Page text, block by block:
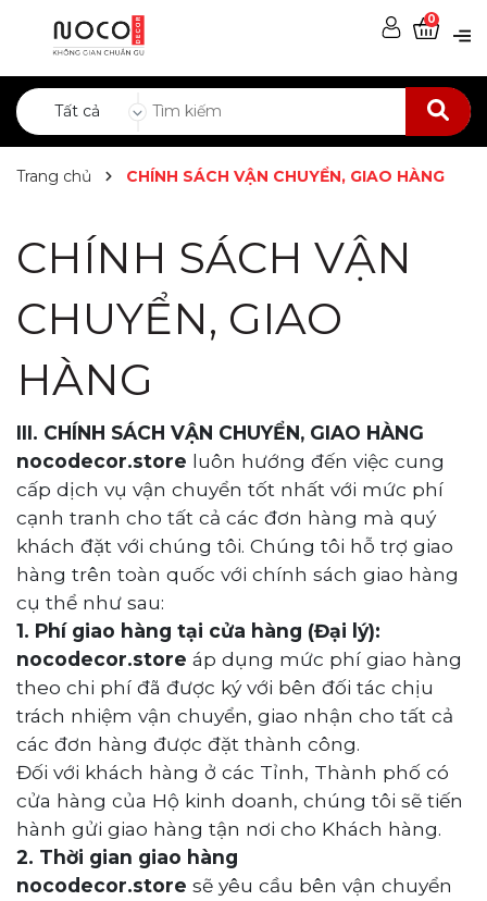
Tất cả
0
Trang chủ CHÍNH SÁCH VẬN CHUYỂN, GIAO HÀNG
CHÍNH SÁCH VẬN
CHUYỂN, GIAO
HÀNG
III. CHÍNH SÁCH VẬN CHUYỂN, GIAO HÀNG
nocodecor.store luôn hướng đến việc cung
cấp dịch vụ vận chuyển tốt nhất với mức phí
cạnh tranh cho tất cả các đơn hàng mà quý
khách đặt với chúng tôi. Chúng tôi hỗ trợ giao
hàng trên toàn quốc với chính sách giao hàng
cụ thể như sau:
1. Phí giao hàng tại cửa hàng (Đại lý):
nocodecor.store áp dụng mức phí giao hàng
theo chi phí đã được ký với bên đối tác chịu
trách nhiệm vận chuyển, giao nhận cho tất cả
các đơn hàng được đặt thành công.
Đối với khách hàng ở các Tỉnh, Thành phố có
cửa hàng của Hộ kinh doanh, chúng tôi sẽ tiến
hành gửi giao hàng tận nơi cho Khách hàng.
2. Thời gian giao hàng
nocodecor.store sẽ yêu cầu bên vận chuyển